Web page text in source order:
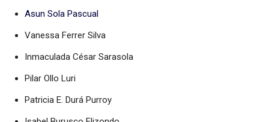
Asun Sola Pascual
Vanessa Ferrer Silva
Inmaculada César Sarasola
Pilar Ollo Luri
Patricia E. Durá Purroy